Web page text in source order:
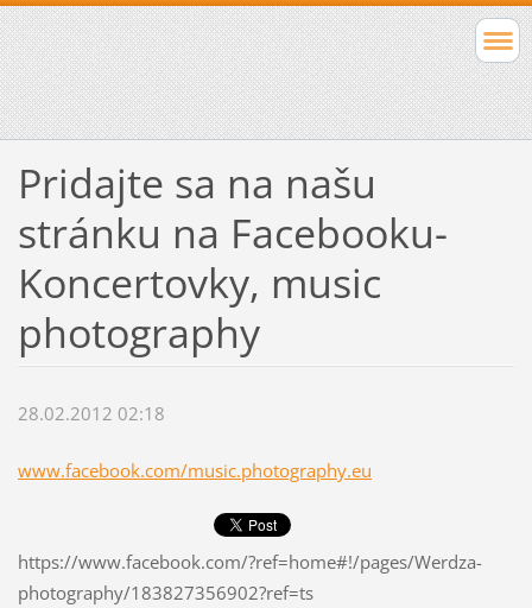
Pridajte sa na našu
stránku na Facebooku-
Koncertovky, music
photography
28.02.2012 02:18
www.facebook.com/music.photography.eu
https://www.facebook.com/?ref=home#!/pages/Werdza-
photography/183827356902?ref=ts